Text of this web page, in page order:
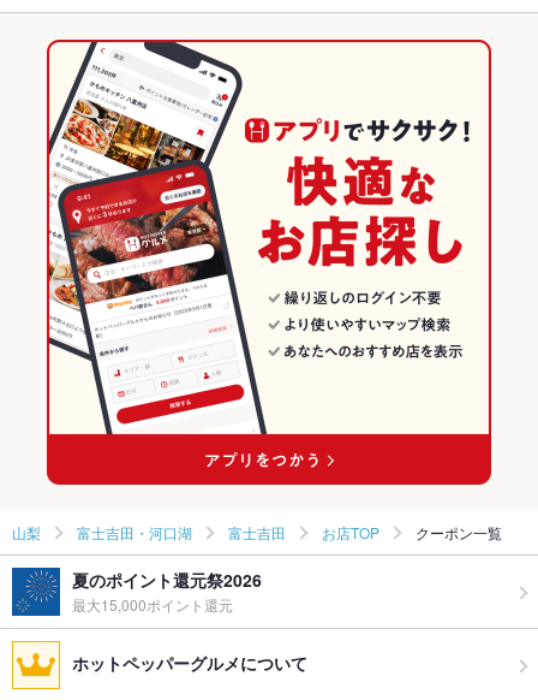
富士急ハイランド駅 × 焼肉・ホルモン
富士急ハイランド駅 × 焼肉
韓国料理
サムギョプサル
富士吉田・河口湖 × 韓国料理
富士吉田・河口湖 × サムギョプサル
富士急ハイランド駅 × 韓国料理
富士急ハイランド駅 × サムギョプサル
富士吉田 × 韓国料理
富士吉田 × サムギョプサル
山梨 × 焼肉・ホルモン
山梨 × 焼肉
山梨 × 韓国料理
山梨 × サムギョプサル
富士山駅
山梨のグルメランキング
山梨の焼肉・ホルモンランキング
富士吉田・河口湖のグルメランキング
富士吉田のグルメランキング
山梨 富士吉田・河口湖 富士吉田 お店TOP クーポン一覧
夏のポイント還元祭2026
最大15,000ポイント還元
ホットペッパーグルメについて